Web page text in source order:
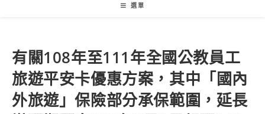
選單
有關108年至111年全國公教員工
旅遊平安卡優惠方案，其中「國內
外旅遊」保險部分承保範圍，延長